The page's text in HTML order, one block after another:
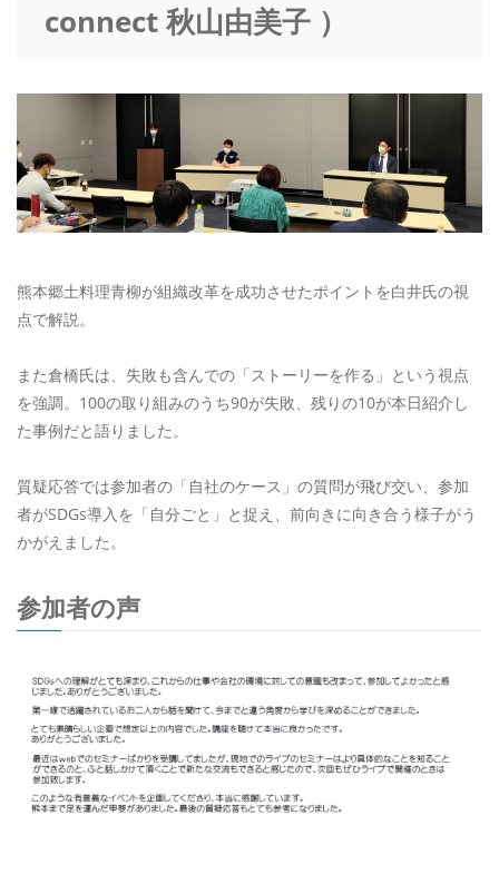
connect 秋山由美子 ）
熊本郷土料理青柳が組織改革を成功させたポイントを白井氏の視
点で解説。
また倉橋氏は、失敗も含んでの「ストーリーを作る」という視点
を強調。100の取り組みのうち90が失敗、残りの10が本日紹介し
た事例だと語りました。
質疑応答では参加者の「自社のケース」の質問が飛び交い、参加
者がSDGs導入を「自分ごと」と捉え、前向きに向き合う様子がう
かがえました。
参加者の声